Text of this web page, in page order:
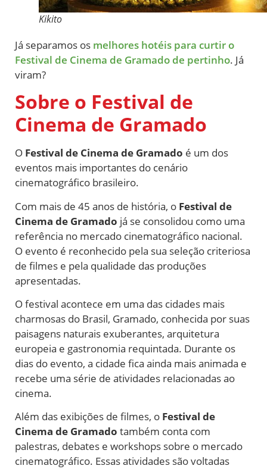
Kikito
Já separamos os melhores hotéis para curtir o
Festival de Cinema de Gramado de pertinho. Já
viram?
Sobre o Festival de
Cinema de Gramado
O Festival de Cinema de Gramado é um dos
eventos mais importantes do cenário
cinematográfico brasileiro.
Com mais de 45 anos de história, o Festival de
Cinema de Gramado já se consolidou como uma
referência no mercado cinematográfico nacional.
O evento é reconhecido pela sua seleção criteriosa
de filmes e pela qualidade das produções
apresentadas.
O festival acontece em uma das cidades mais
charmosas do Brasil, Gramado, conhecida por suas
paisagens naturais exuberantes, arquitetura
europeia e gastronomia requintada. Durante os
dias do evento, a cidade fica ainda mais animada e
recebe uma série de atividades relacionadas ao
cinema.
Além das exibições de filmes, o Festival de
Cinema de Gramado também conta com
palestras, debates e workshops sobre o mercado
cinematográfico. Essas atividades são voltadas